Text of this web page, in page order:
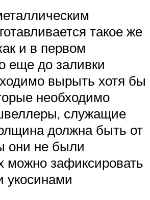
такое же
и в первом
еще до заливки
вырыть хотя бы
необходимо
служащие
должна быть от
они не были
зафиксировать